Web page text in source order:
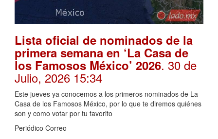
Lista oficial de nominados de la
primera semana en ‘La Casa de
los Famosos México’ 2026. 30 de
Julio, 2026 15:34
Este jueves ya conocemos a los primeros nominados de La
Casa de los Famosos México, por lo que te diremos quiénes
son y como votar por tu favorito
Periódico Correo